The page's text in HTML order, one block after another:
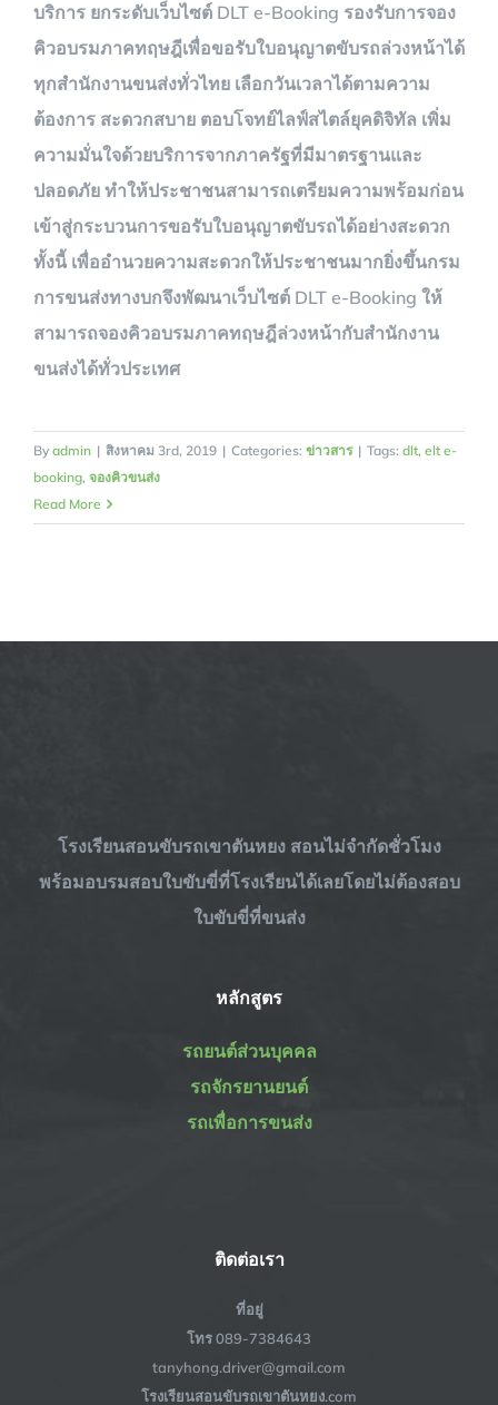
บริการ ยกระดับเว็บไซต์ DLT e-Booking รองรับการจอง
คิวอบรมภาคทฤษฎีเพื่อขอรับใบอนุญาตขับรถล่วงหน้าได้
ทุกสำนักงานขนส่งทั่วไทย เลือกวันเวลาได้ตามความ
ต้องการ สะดวกสบาย ตอบโจทย์ไลฟ์สไตล์ยุคดิจิทัล เพิ่ม
ความมั่นใจด้วยบริการจากภาครัฐที่มีมาตรฐานและ
ปลอดภัย ทำให้ประชาชนสามารถเตรียมความพร้อมก่อน
เข้าสู่กระบวนการขอรับใบอนุญาตขับรถได้อย่างสะดวก
ทั้งนี้ เพื่ออำนวยความสะดวกให้ประชาชนมากยิ่งขึ้นกรม
การขนส่งทางบกจึงพัฒนาเว็บไซต์ DLT e-Booking ให้
สามารถจองคิวอบรมภาคทฤษฎีล่วงหน้ากับสำนักงาน
ขนส่งได้ทั่วประเทศ
By admin | สิงหาคม 3rd, 2019 | Categories: ข่าวสาร | Tags: dlt, elt e-
booking, จองคิวขนส่ง
Read More
โรงเรียนสอนขับรถเขาตันหยง สอนไม่จำกัดชั่วโมง
พร้อมอบรมสอบใบขับขี่ที่โรงเรียนได้เลยโดยไม่ต้องสอบ
ใบขับขี่ที่ขนส่ง
หลักสูตร
รถยนต์ส่วนบุคคล
รถจักรยานยนต์
รถเพื่อการขนส่ง
ติดต่อเรา
ที่อยู่
โทร 089-7384643
tanyhong.driver@gmail.com
โรงเรียนสอนขับรถเขาตันหยง.com